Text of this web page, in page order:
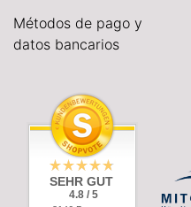
Métodos de pago y
datos bancarios
SEHR GUT
4.8 / 5